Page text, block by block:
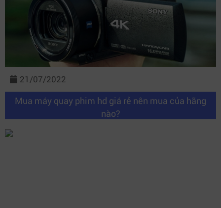
21/07/2022
Mua máy quay phim hd giá rẻ nên mua của hãng
nào?